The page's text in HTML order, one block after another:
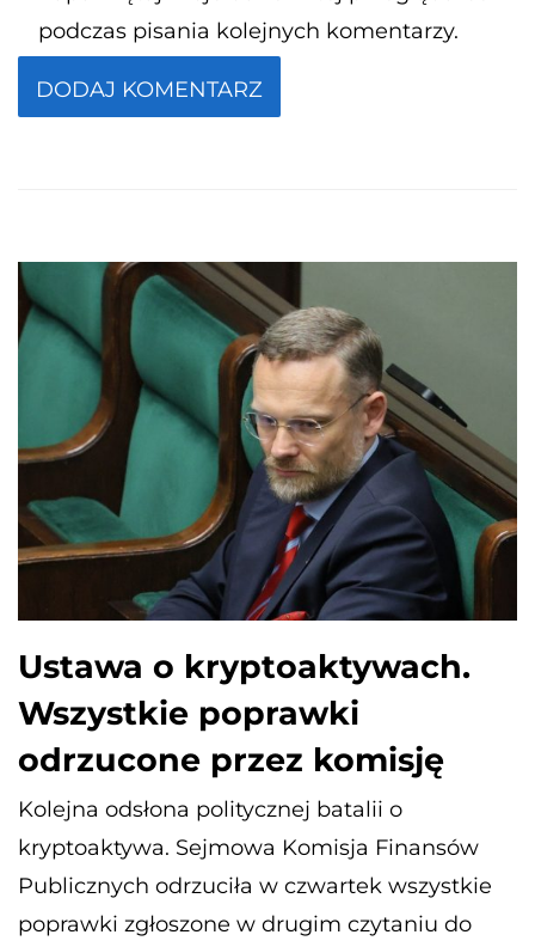
podczas pisania kolejnych komentarzy.
Ustawa o kryptoaktywach.
Wszystkie poprawki
odrzucone przez komisję
Kolejna odsłona politycznej batalii o
kryptoaktywa. Sejmowa Komisja Finansów
Publicznych odrzuciła w czwartek wszystkie
poprawki zgłoszone w drugim czytaniu do